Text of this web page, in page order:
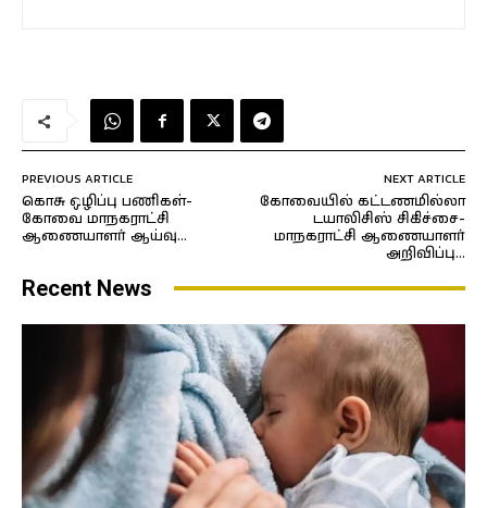
PREVIOUS ARTICLE
கொசு ஒழிப்பு பணிகள்-
கோவை மாநகராட்சி
ஆணையாளர் ஆய்வு…
NEXT ARTICLE
கோவையில் கட்டணமில்லா
டயாலிசிஸ் சிகிச்சை-
மாநகராட்சி ஆணையாளர்
அறிவிப்பு…
Recent News